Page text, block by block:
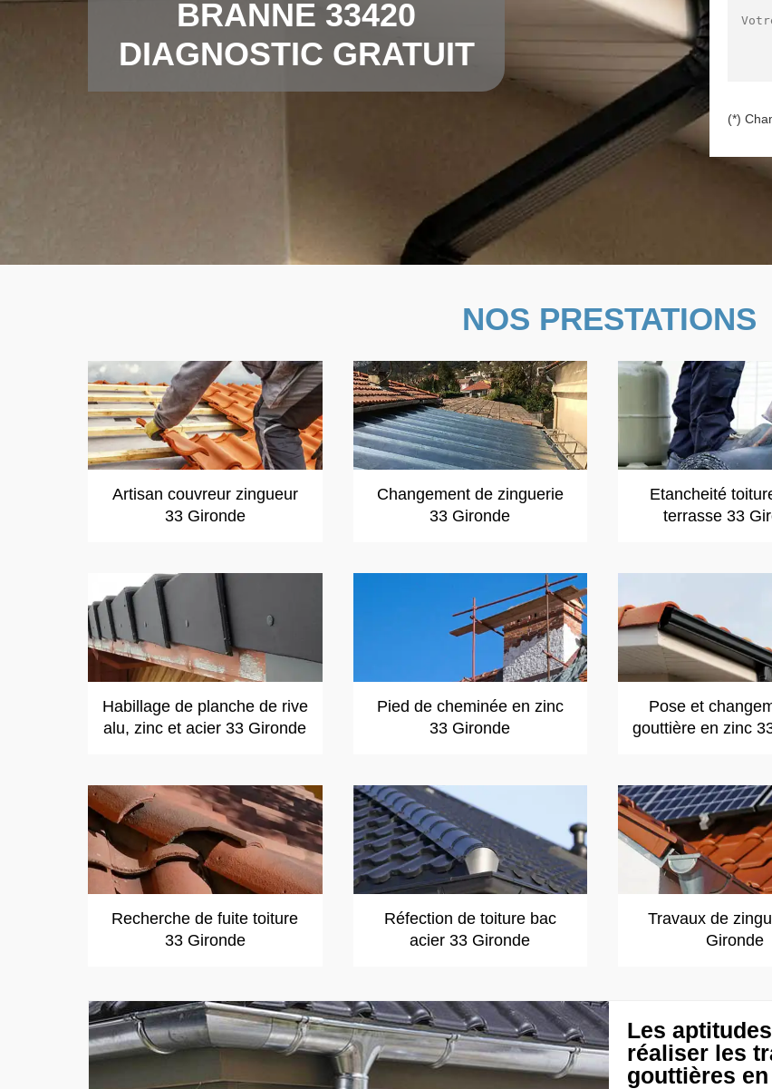
BRANNE 33420
DIAGNOSTIC GRATUIT
(*)
NOS PRESTATIONS
Artisan couvreur zingueur
33 Gironde
Changement de zinguerie
33 Gironde
Etancheité
terrasse 33
Habillage de planche de rive
alu, zinc et acier 33 Gironde
Pied de cheminée en zinc
33 Gironde
Pose et
gouttière en zinc
Recherche de fuite toiture
33 Gironde
Réfection de toiture bac
acier 33 Gironde
Travaux de
Gironde
Les
réaliser les
gouttières